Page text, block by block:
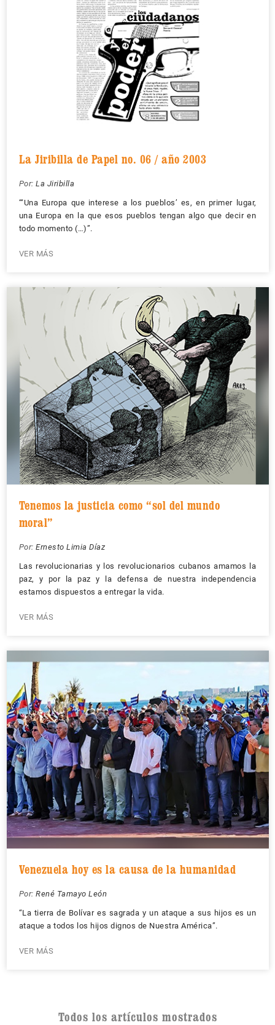
La Jiribilla de Papel no. 06 / año 2003
Por: La Jiribilla
“‘Una Europa que interese a los pueblos’ es, en primer lugar,
una Europa en la que esos pueblos tengan algo que decir en
todo momento (…)”.
VER MÁS
Tenemos la justicia como “sol del mundo
moral”
Por: Ernesto Limia Díaz
Las revolucionarias y los revolucionarios cubanos amamos la
paz, y por la paz y la defensa de nuestra independencia
estamos dispuestos a entregar la vida.
VER MÁS
Venezuela hoy es la causa de la humanidad
Por: René Tamayo León
“La tierra de Bolívar es sagrada y un ataque a sus hijos es un
ataque a todos los hijos dignos de Nuestra América”.
VER MÁS
Todos los artículos mostrados